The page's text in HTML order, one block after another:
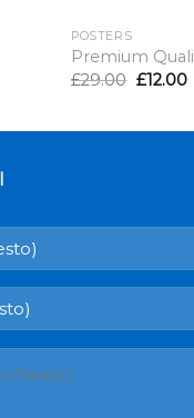
POSTERS
Premium
£29.00 £12.00